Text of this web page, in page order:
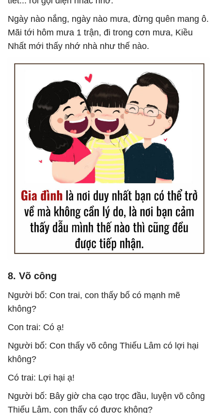
Ngày nào nắng, ngày nào mưa, đừng quên mang ô.
Mãi tới hôm mưa 1 trận, đi trong cơn mưa, Kiều
Nhất mới thấy nhớ nhà như thế nào.
8. Võ công
Người bố: Con trai, con thấy bố có mạnh mẽ
không?
Con trai: Có ạ!
Người bố: Con thấy võ công Thiếu Lâm có lợi hại
không?
Có trai: Lợi hại ạ!
Người bố: Bây giờ cha cạo trọc đầu, luyện võ công
Thiếu Lâm, con thấy có được không?